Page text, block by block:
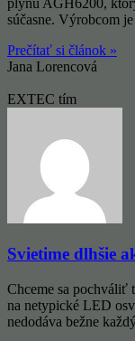
plynu AGH6200,
súčasne. Výrobcom je
Prečítať si článok »
Jana Lorencová
EXTEC tím
Svietime dlhšie
Chceme sa pochváliť
na netypické LED
nedodáva bežne